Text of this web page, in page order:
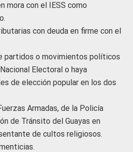
mora con el IESS como
con deuda en firme con el
partidos o movimientos políticos
Electoral o haya
de elección popular en los dos
Armadas, de la Policía
de Tránsito del Guayas en
de cultos religiosos.